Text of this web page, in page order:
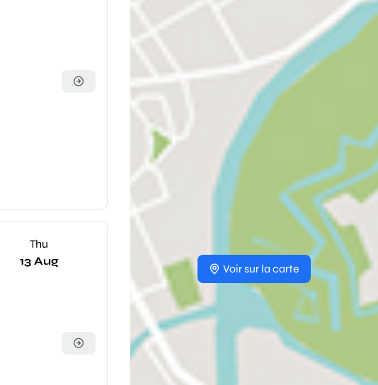
Thu
13 Aug
Voir sur la carte